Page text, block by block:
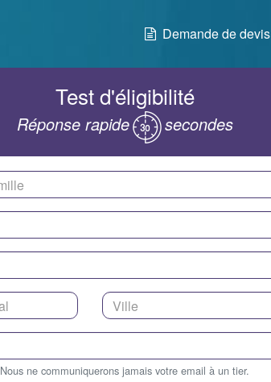
Demande de devis
Test d'éligibilité
Réponse rapide secondes
Nous ne communiquerons jamais votre email à un tier.